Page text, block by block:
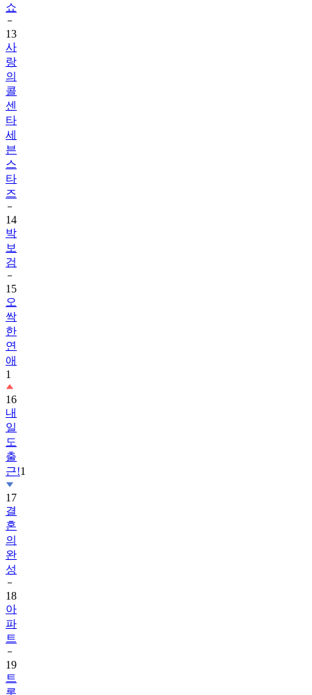
쇼
13
사
랑
의
콜
센
타
세
븐
스
타
즈
14
박
보
검
15
오
싹
한
연
애
1
16
내
일
도
출
근!1
17
결
혼
의
완
성
18
아
파
트
19
트
롯